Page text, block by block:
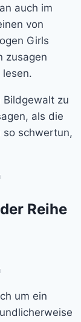
auch im
von
Girls
zusagen
Bildgewalt zu
als die
so schwertun,
Reihe
um ein